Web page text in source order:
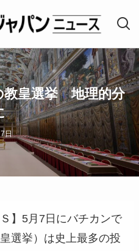
教皇選挙 地理的分
日
】5月7日にバチカンで
選挙）は史上最多の投